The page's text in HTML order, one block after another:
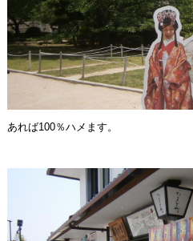
あれば100％ハメます。